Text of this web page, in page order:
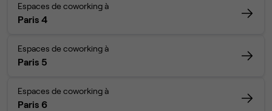
Espaces de coworking à
Paris 4
Espaces de coworking à
Paris 5
Espaces de coworking à
Paris 6